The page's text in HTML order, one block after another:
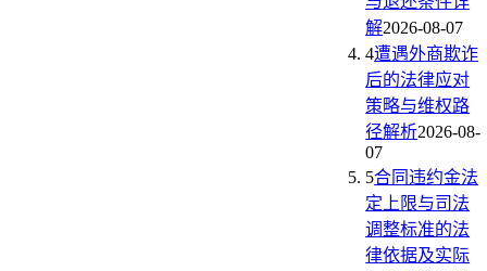
解2026-08-07
4遭遇外商欺诈
后的法律应对
策略与维权路
径解析2026-08-
07
5合同违约金法
定上限与司法
调整标准的法
律依据及实际